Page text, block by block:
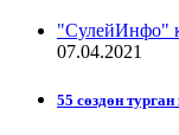
"СулейИнфо"
07.04.2021
55 сөздөн